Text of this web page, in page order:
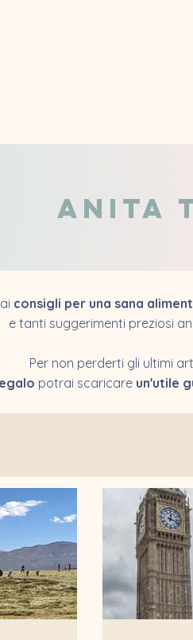
ANITA
consigli per una sana
e tanti suggerimenti preziosi
Per non perderti gli ultimi
potrai scaricare un'utile